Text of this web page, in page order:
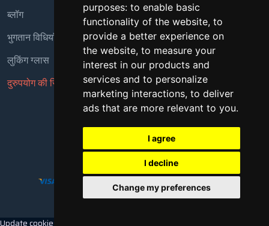
purposes: to enable basic
functionality of the website, to
provide a better experience on
the website, to measure your
interest in our products and
services and to personalize
marketing interactions, to deliver
ads that are more relevant to you.
I agree
I decline
Change my preferences
ब्लॉग
भुगतान विधियाँ
लुकिंग ग्लास
दुरुपयोग की रिपोर्ट करें
Copyright © 2018 - 2026 सर्वाधिकार सुरक्षित
Update cookies preferences